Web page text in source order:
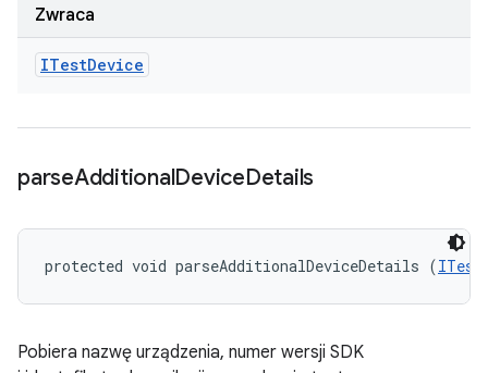
Zwraca
ITestDevice
parseAdditionalDeviceDetails
protected void parseAdditionalDeviceDetails (
Pobiera nazwę urządzenia, numer wersji SDK